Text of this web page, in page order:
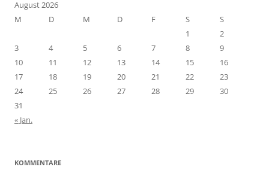
August 2026
M
D M D F S
S
1
2
3
4 5 6 7 8
9
10
11 12 13 14 15
16
17
18 19 20 21 22
23
24
25 26 27 28 29
30
31
« Jan.
KOMMENTARE